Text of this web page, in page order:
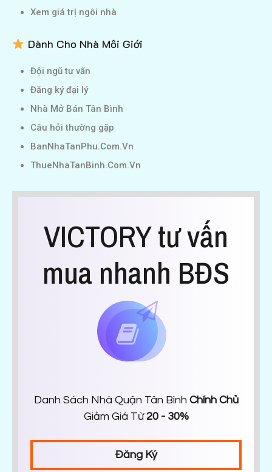
Xem giá trị ngôi nhà
Dành Cho Nhà Môi Giới
Đội ngũ tư vấn
Đăng ký đại lý
Nhà Mở Bán Tân Bình
Câu hỏi thường gặp
BanNhaTanPhu.Com.Vn
ThueNhaTanBinh.Com.Vn
VICTORY tư vấn
mua nhanh BĐS
Danh Sách Nhà Quận Tân Bình Chính Chủ
Giảm Giá Từ 20 - 30%
Đăng Ký